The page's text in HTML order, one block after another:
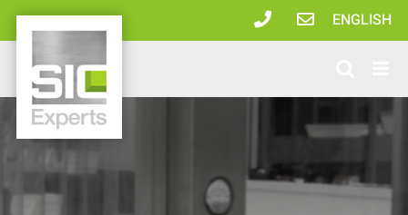
Passer
au
contenu
ENGLISH